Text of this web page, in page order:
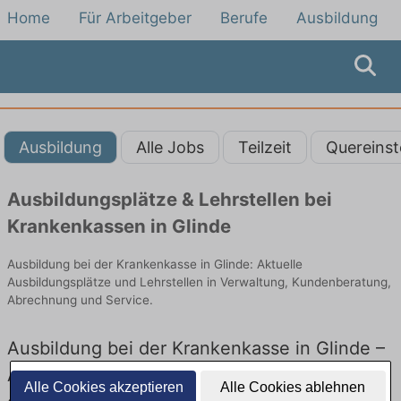
Alle Cookies akzeptieren Alle Cookies ablehnen
Home Für Arbeitgeber Berufe Ausbildung
Ausbildung Alle Jobs Teilzeit
Ausbildungsplätze & Lehrstellen bei
Krankenkassen in Glinde
Ausbildung bei der Krankenkasse in Glinde: Aktuelle
Ausbildungsplätze und Lehrstellen in Verwaltung, Kundenberatung,
Abrechnung und Service.
Ausbildung bei der Krankenkasse in Glinde –
Ausbildungsplätze und Lehrstellen: Aktuell